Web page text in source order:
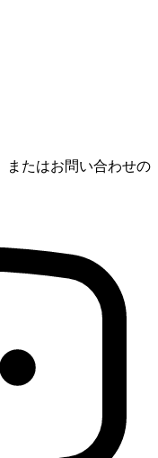
またはお問い合わせの